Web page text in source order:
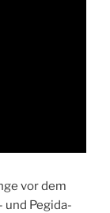
vor dem
und Pegida-